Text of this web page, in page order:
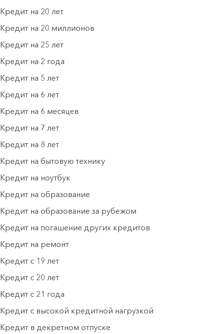
Кредит на 20 лет
Кредит на 20 миллионов
Кредит на 25 лет
Кредит на 2 года
Кредит на 5 лет
Кредит на 6 лет
Кредит на 6 месяцев
Кредит на 7 лет
Кредит на 8 лет
Кредит на бытовую технику
Кредит на ноутбук
Кредит на образование
Кредит на образование за рубежом
Кредит на погашение других кредитов
Кредит на ремонт
Кредит с 19 лет
Кредит с 20 лет
Кредит с 21 года
Кредит с высокой кредитной нагрузкой
Кредит в декретном отпуске